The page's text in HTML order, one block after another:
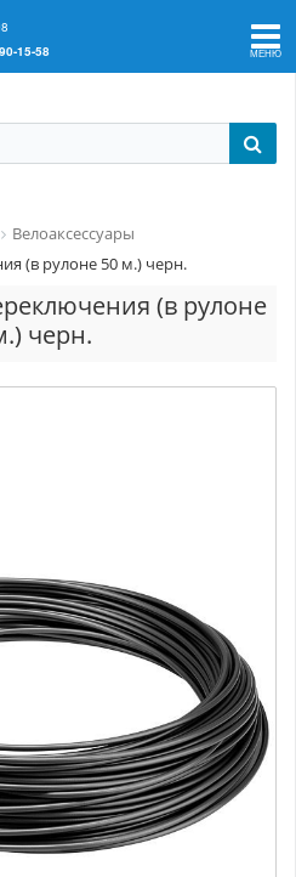
15-58
Велоаксессуары
(в рулоне 50 м.) черн.
(в рулоне
черн.